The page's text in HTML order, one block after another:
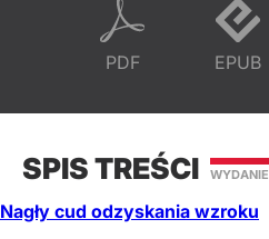
PDF EPUB
SPIS TREŚCI WYDANIE
Nagły cud odzyskania wzroku